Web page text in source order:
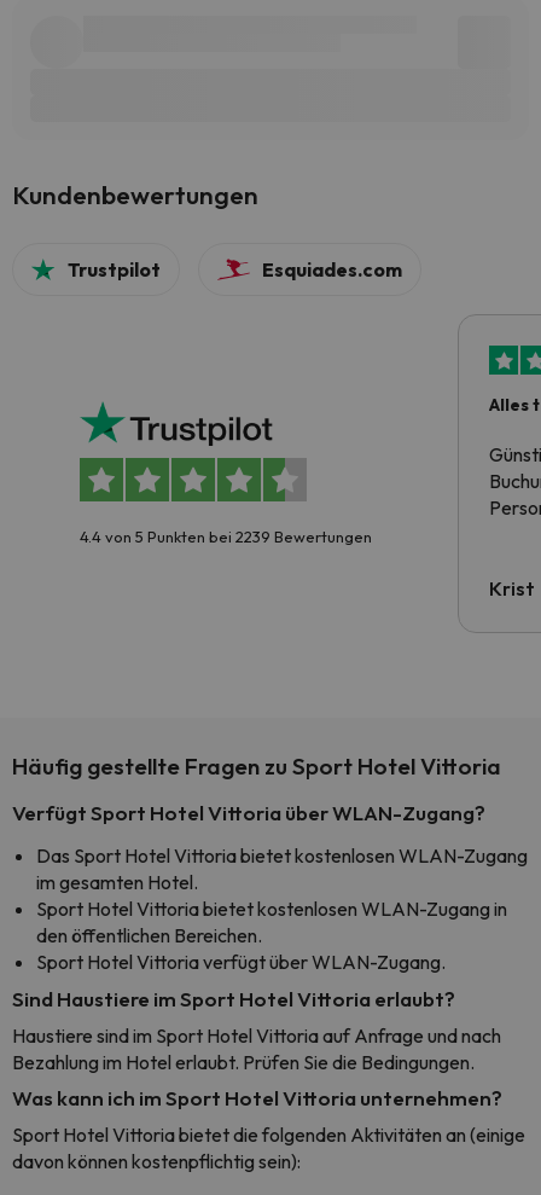
Kundenbewertungen
Trustpilot Esquiades.com
4.4 von 5 Punkten bei 2239 Bewertungen
Alles
Krist
Häufig gestellte Fragen zu Sport Hotel Vittoria
Verfügt Sport Hotel Vittoria über WLAN-Zugang?
Das Sport Hotel Vittoria bietet kostenlosen WLAN-Zugang
im gesamten Hotel.
Sport Hotel Vittoria bietet kostenlosen WLAN-Zugang in
den öffentlichen Bereichen.
Sport Hotel Vittoria verfügt über WLAN-Zugang.
Sind Haustiere im Sport Hotel Vittoria erlaubt?
Haustiere sind im Sport Hotel Vittoria auf Anfrage und nach
Bezahlung im Hotel erlaubt. Prüfen Sie die Bedingungen.
Was kann ich im Sport Hotel Vittoria unternehmen?
Sport Hotel Vittoria bietet die folgenden Aktivitäten an (einige
davon können kostenpflichtig sein):